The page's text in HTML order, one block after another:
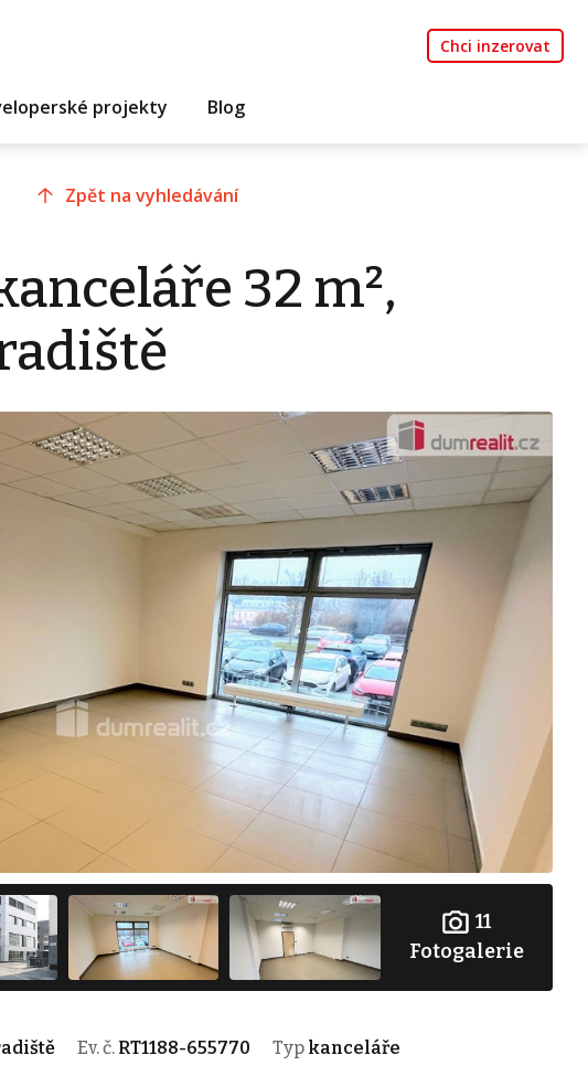
Chci inzerovat
projekty Blog
Zpět na vyhledávání
32 m²,
11
Fotogalerie
Ev. č. RT1188-655770 Typ kanceláře